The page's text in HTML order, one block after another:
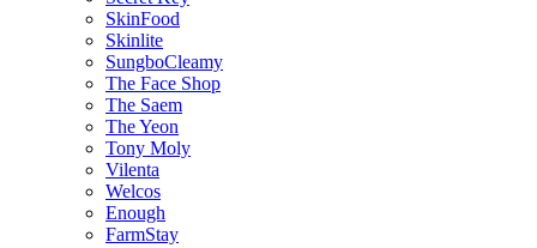
SkinFood
Skinlite
SungboCleamy
The Face Shop
The Saem
The Yeon
Tony Moly
Vilenta
Welcos
Enough
FarmStay